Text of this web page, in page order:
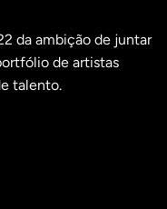
da ambição de juntar
de artistas
talento.